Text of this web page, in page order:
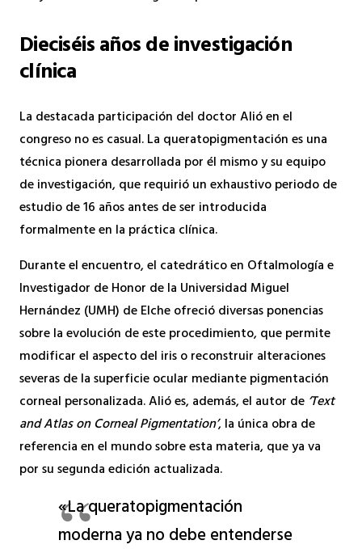
Dieciséis años de investigación
clínica
La destacada participación del doctor Alió en el
congreso no es casual. La queratopigmentación es una
técnica pionera desarrollada por él mismo y su equipo
de investigación, que requirió un exhaustivo periodo de
estudio de 16 años antes de ser introducida
formalmente en la práctica clínica.
Durante el encuentro, el catedrático en Oftalmología e
Investigador de Honor de la Universidad Miguel
Hernández (UMH) de Elche ofreció diversas ponencias
sobre la evolución de este procedimiento, que permite
modificar el aspecto del iris o reconstruir alteraciones
severas de la superficie ocular mediante pigmentación
corneal personalizada. Alió es, además, el autor de ‘Text
and Atlas on Corneal Pigmentation’, la única obra de
referencia en el mundo sobre esta materia, que ya va
por su segunda edición actualizada.
«La queratopigmentación
moderna ya no debe entenderse